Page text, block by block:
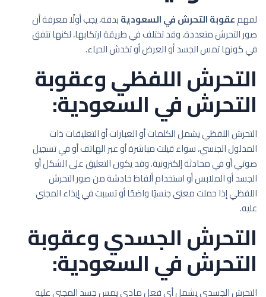
لفهمعقوبة التحرش في السعوديةبدقة، يجب أولًا معرفة أن
صور التحرش متعددة، وقد تختلف في طريقة ارتكابها، لكنها تتفق
في كونها تمس الجسد أو العرض أو تخدش الحياء.
التحرش اللفظي وعقوبة
التحرش في السعودية:
التحرش اللفظي يشمل الكلمات أو العبارات أو التعليقات ذات
المدلول الجنسي، سواء قيلت مباشرة أو عبر الهاتف أو في تسجيل
صوتي أو في محادثة إلكترونية. وقد يكون التعليق على الشكل أو
الجسد أو الملابس أو استخدام ألفاظ خادشة من صور التحرش
اللفظي إذا حملت معنى جنسيًا واضحًا أو تسببت في إيذاء المجني
عليه.
التحرش الجسدي وعقوبة
التحرش في السعودية:
التحرش الجسدي يشمل أي فعل مادي يمس جسد المجني عليه